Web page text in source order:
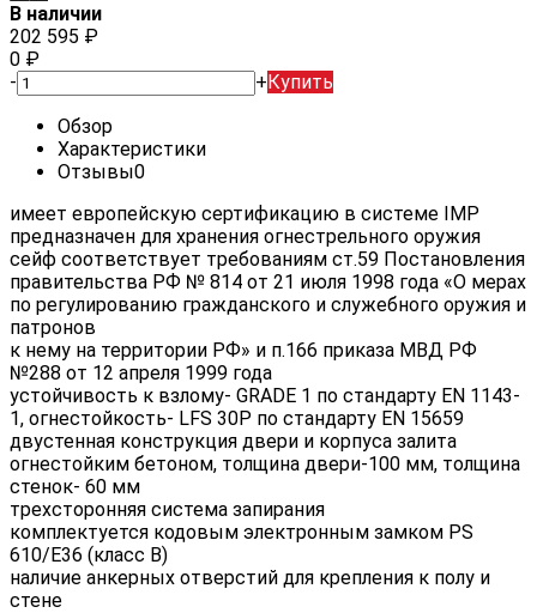
В наличии
202 595 ₽
0 ₽
-
+Купить
Обзор
Характеристики
Отзывы0
имеет европейскую сертификацию в системе IMP
предназначен для хранения огнестрельного оружия
сейф соответствует требованиям ст.59 Постановления
правительства РФ № 814 от 21 июля 1998 года «О мерах
по регулированию гражданского и служебного оружия и
патронов
к нему на территории РФ» и п.166 приказа МВД РФ
№288 от 12 апреля 1999 года
устойчивость к взлому- GRADE 1 по стандарту EN 1143-
1, огнестойкость- LFS 30P по стандарту EN 15659
двустенная конструкция двери и корпуса залита
огнестойким бетоном, толщина двери-100 мм, толщина
стенок- 60 мм
трехсторонняя система запирания
комплектуется кодовым электронным замком PS
610/E36 (класс В)
наличие анкерных отверстий для крепления к полу и
стене